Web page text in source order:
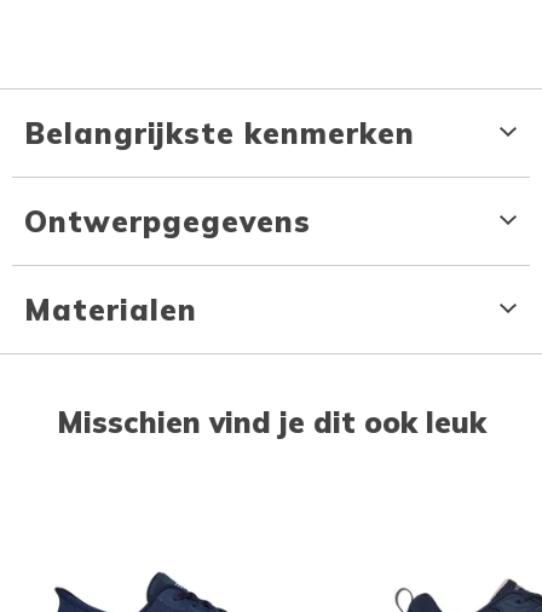
Belangrijkste kenmerken
Ontwerpgegevens
Materialen
Misschien vind je dit ook leuk